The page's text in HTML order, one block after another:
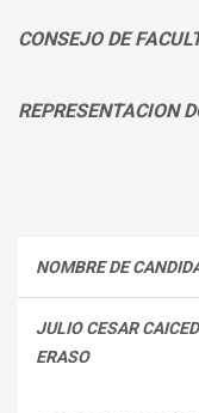
CONSEJO DE
REPRESENTACION
NOMBRE DE
JULIO CESAR
ERASO